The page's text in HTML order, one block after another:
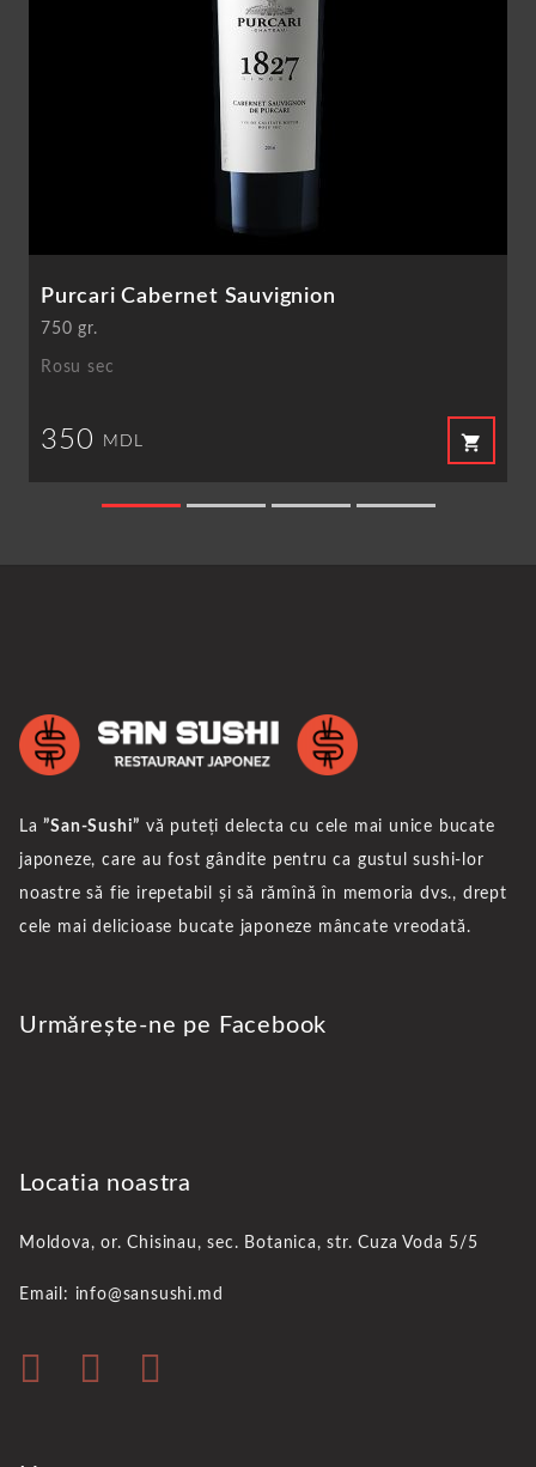
Purcari Cabernet Sauvignion
750 gr.
Rosu sec
350 MDL shopping_cart
La”San-Sushi” vă puteți delecta cu cele mai unice bucate
japoneze, care au fost gândite pentru ca gustul sushi-lor
noastre să fie irepetabil și să rămînă în memoria dvs., drept
cele mai delicioase bucate japoneze mâncate vreodată.
Urmărește-ne pe Facebook
Locatia noastra
Moldova, or. Chisinau, sec. Botanica, str. Cuza Voda 5/5
Email: info@sansushi.md